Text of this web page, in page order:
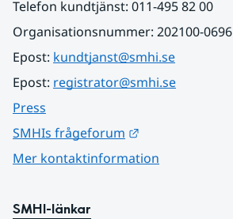
Telefon kundtjänst: 011-495 82 00
Organisationsnummer: 202100-0696
Epost: kundtjanst@smhi.se
Epost: registrator@smhi.se
Press
SMHIs frågeforum
Mer kontaktinformation
SMHI-länkar